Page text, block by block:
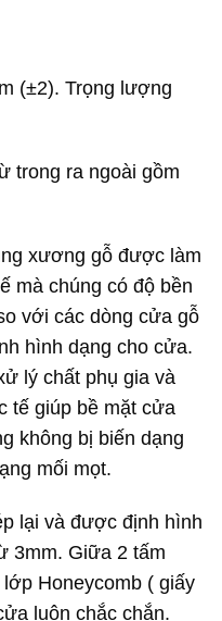
(±2). Trọng lượng
trong ra ngoài gồm
xương gỗ được làm
mà chúng có độ bền
với các dòng cửa gỗ
hình dạng cho cửa.
lý chất phụ gia và
tế giúp bề mặt cửa
không bị biến dạng
mối mọt.
lại và được định hình
3mm. Giữa 2 tấm
Honeycomb ( giấy
luôn chắc chắn.